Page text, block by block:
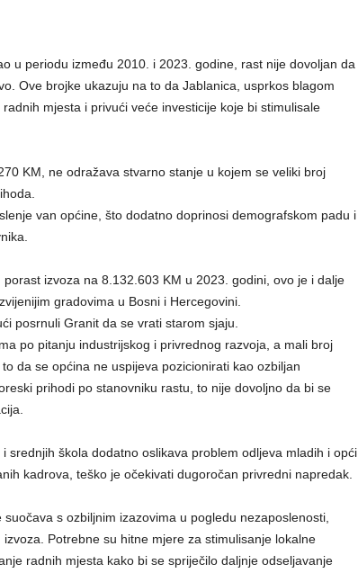
u periodu između 2010. i 2023. godine, rast nije dovoljan da
Ove brojke ukazuju na to da Jablanica, usprkos blagom
mjesta i privući veće investicije koje bi stimulisale
KM, ne odražava stvarno stanje u kojem se veliki broj
van općine, što dodatno doprinosi demografskom padu i
izvoza na 8.132.603 KM u 2023. godini, ovo je i dalje
gradovima u Bosni i Hercegovini.
posrnuli Granit da se vrati starom sjaju.
po pitanju industrijskog i privrednog razvoja, a mali broj
da se općina ne uspijeva pozicionirati kao ozbiljan
prihodi po stanovniku rastu, to nije dovoljno da bi se
srednjih škola dodatno oslikava problem odljeva mladih i opći
kadrova, teško je očekivati dugoročan privredni napredak.
s ozbiljnim izazovima u pogledu nezaposlenosti,
Potrebne su hitne mjere za stimulisanje lokalne
radnih mjesta kako bi se spriječilo daljnje odseljavanje